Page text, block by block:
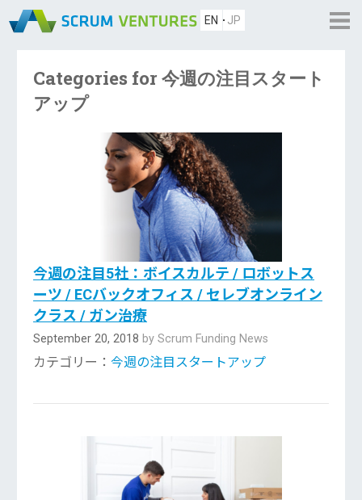
EN JP
Categories for 今週の注目スタート
アップ
今週の注目5社：ボイスカルテ / ロボットス
ーツ / ECバックオフィス / セレブオンライン
クラス / ガン治療
September 20, 2018 by Scrum Funding News
カテゴリー：今週の注目スタートアップ